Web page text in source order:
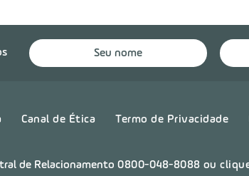
Canal de Ética Termo de Privacidade
de Relacionamento0800-048-8088 ou